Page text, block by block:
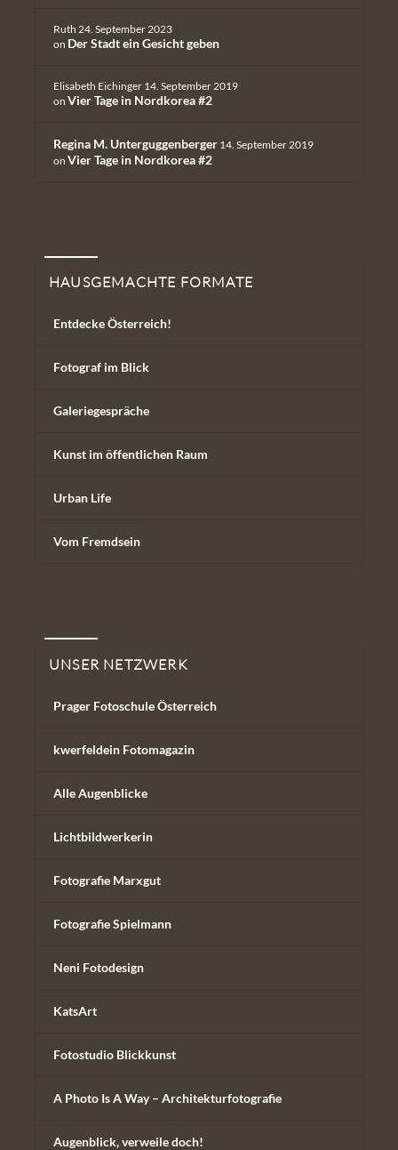
Ruth 24. September 2023
on Der Stadt ein Gesicht geben
Elisabeth Eichinger 14. September 2019
on Vier Tage in Nordkorea #2
Regina M. Unterguggenberger 14. September 2019
on Vier Tage in Nordkorea #2
Hausgemachte Formate
HAUSGEMACHTE FORMATE
Entdecke Österreich!
Fotograf im Blick
Galeriegespräche
Kunst im öffentlichen Raum
Urban Life
Vom Fremdsein
Unser Netzwerk
UNSER NETZWERK
Prager Fotoschule Österreich
kwerfeldein Fotomagazin
Alle Augenblicke
Lichtbildwerkerin
Fotografie Marxgut
Fotografie Spielmann
Neni Fotodesign
KatsArt
Fotostudio Blickkunst
A Photo Is A Way – Architekturfotografie
Augenblick, verweile doch!